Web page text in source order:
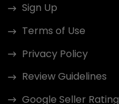
Sign Up
Terms of Use
Privacy Policy
Review Guidelines
Google Seller Rating